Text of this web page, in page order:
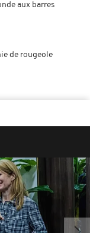
aux barres
de rougeole